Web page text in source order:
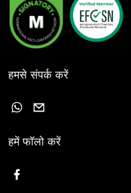
हमसे संपर्क करें
हमें फॉलो करें